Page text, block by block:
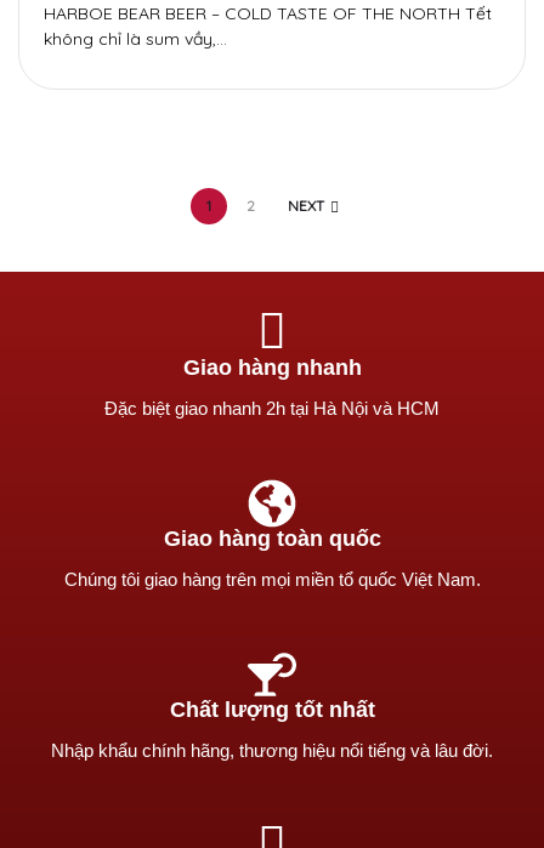
HARBOE BEAR BEER – COLD TASTE OF THE NORTH Tết
không chỉ là sum vầy,…
1 2 NEXT
Giao hàng nhanh
Ðặc biệt giao nhanh 2h tại Hà Nội và HCM
Giao hàng toàn quốc
Chúng tôi giao hàng trên mọi miền tổ quốc Việt Nam.
Chất lượng tốt nhất
Nhập khẩu chính hãng, thương hiệu nổi tiếng và lâu đời.